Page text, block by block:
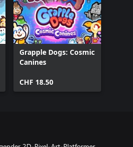
Grapple Dogs: Cosmic
Canines
CHF 18.50